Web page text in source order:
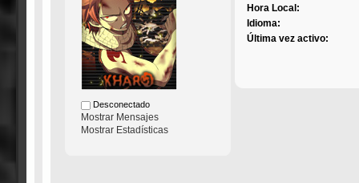
Desconectado
Mostrar Mensajes
Mostrar Estadísticas
Hora Local:
Idioma:
Última vez activo: